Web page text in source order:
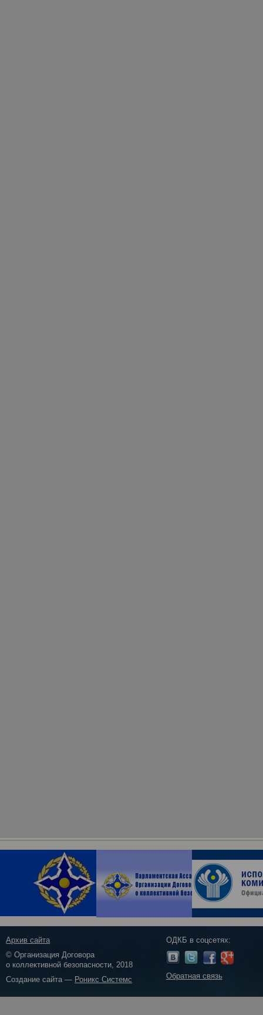
Архив сайта
© Организация Договора
о коллективной безопасности, 2018
Создание сайта — Роникс Системс
ОДКБ в соцсетях:
Обратная связь